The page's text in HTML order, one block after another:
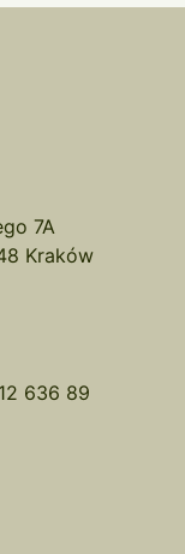
7A
Kraków
636 89